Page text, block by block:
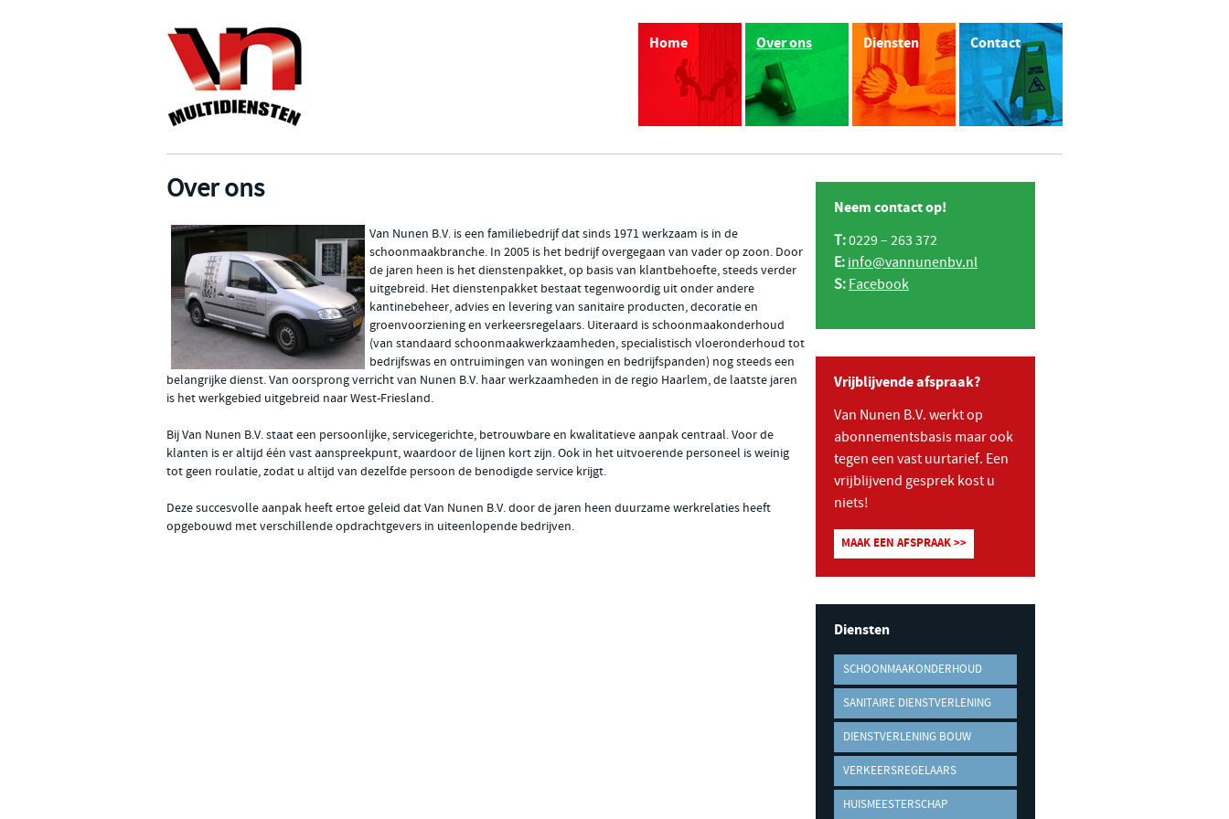
Home Over ons Diensten Contact
Over ons
Van Nunen B.V. is een familiebedrijf dat sinds 1971 werkzaam is in de
schoonmaakbranche. In 2005 is het bedrijf overgegaan van vader op zoon. Door
de jaren heen is het dienstenpakket, op basis van klantbehoefte, steeds verder
uitgebreid. Het dienstenpakket bestaat tegenwoordig uit onder andere
kantinebeheer, advies en levering van sanitaire producten, decoratie en
groenvoorziening en verkeersregelaars. Uiteraard is schoonmaakonderhoud
(van standaard schoonmaakwerkzaamheden, specialistisch vloeronderhoud tot
bedrijfswas en ontruimingen van woningen en bedrijfspanden) nog steeds een
belangrijke dienst. Van oorsprong verricht van Nunen B.V. haar werkzaamheden in de regio Haarlem, de laatste jaren
is het werkgebied uitgebreid naar West-Friesland.
Bij Van Nunen B.V. staat een persoonlijke, servicegerichte, betrouwbare en kwalitatieve aanpak centraal. Voor de
klanten is er altijd één vast aanspreekpunt, waardoor de lijnen kort zijn. Ook in het uitvoerende personeel is weinig
tot geen roulatie, zodat u altijd van dezelfde persoon de benodigde service krijgt.
Deze succesvolle aanpak heeft ertoe geleid dat Van Nunen B.V. door de jaren heen duurzame werkrelaties heeft
opgebouwd met verschillende opdrachtgevers in uiteenlopende bedrijven.
Neem contact op!
T:0229 – 263 372
E:info@vannunenbv.nl
S:Facebook
Vrijblijvende afspraak?
Van Nunen B.V. werkt op
abonnementsbasis maar ook
tegen een vast uurtarief. Een
vrijblijvend gesprek kost u
niets!
MAAK EEN AFSPRAAK >>
Diensten
SCHOONMAAKONDERHOUD
SANITAIRE DIENSTVERLENING
DIENSTVERLENING BOUW
VERKEERSREGELAARS
HUISMEESTERSCHAP